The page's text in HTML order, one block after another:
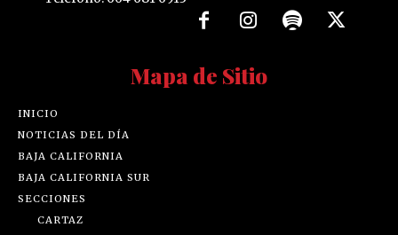
Mapa de Sitio
INICIO
NOTICIAS DEL DÍA
BAJA CALIFORNIA
BAJA CALIFORNIA SUR
SECCIONES
CARTAZ